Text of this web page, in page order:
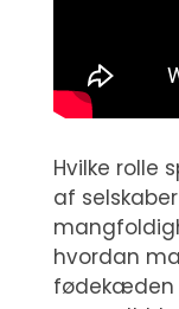
Hvilke rolle
af
hvordan
fødekæden